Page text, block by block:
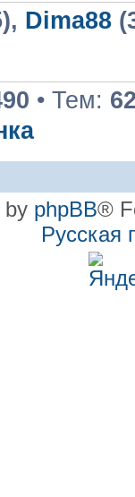
Dima88
• Тем:
by phpBB®
Русская